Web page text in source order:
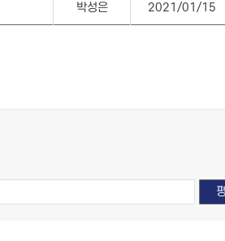
박성은 2021/01/15